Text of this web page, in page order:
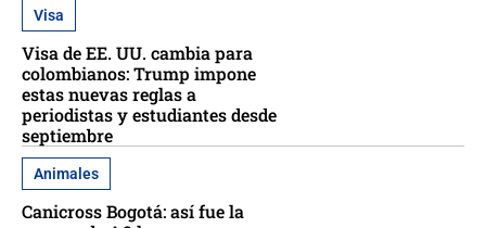
Visa
Visa de EE. UU. cambia para
colombianos: Trump impone
estas nuevas reglas a
periodistas y estudiantes desde
septiembre
Animales
Canicross Bogotá: así fue la